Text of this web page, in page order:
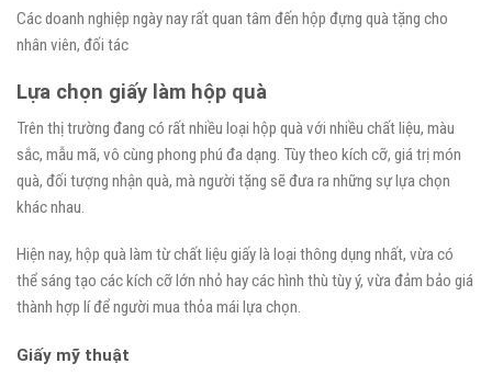
Các doanh nghiệp ngày nay rất quan tâm đến hộp đựng quà tặng cho
nhân viên, đối tác
Lựa chọn giấy làm hộp quà
Trên thị trường đang có rất nhiều loại hộp quà với nhiều chất liệu, màu
sắc, mẫu mã, vô cùng phong phú đa dạng. Tùy theo kích cỡ, giá trị món
quà, đối tượng nhận quà, mà người tặng sẽ đưa ra những sự lựa chọn
khác nhau.
Hiện nay, hộp quà làm từ chất liệu giấy là loại thông dụng nhất, vừa có
thể sáng tạo các kích cỡ lớn nhỏ hay các hình thù tùy ý, vừa đảm bảo giá
thành hợp lí để người mua thỏa mái lựa chọn.
Giấy mỹ thuật